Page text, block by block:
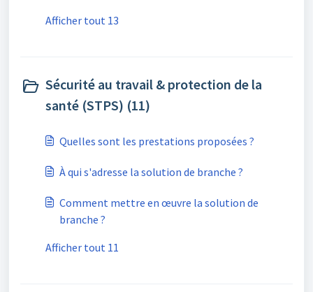
Afficher tout 13
Sécurité au travail & protection de la
santé (STPS) (11)
Quelles sont les prestations proposées ?
À qui s'adresse la solution de branche ?
Comment mettre en œuvre la solution de
branche ?
Afficher tout 11